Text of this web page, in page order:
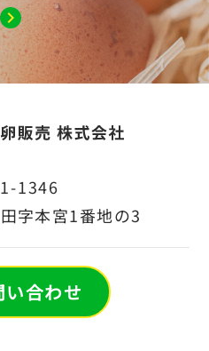
chevron_right
1346
字本宮1番地の3
い合わせ